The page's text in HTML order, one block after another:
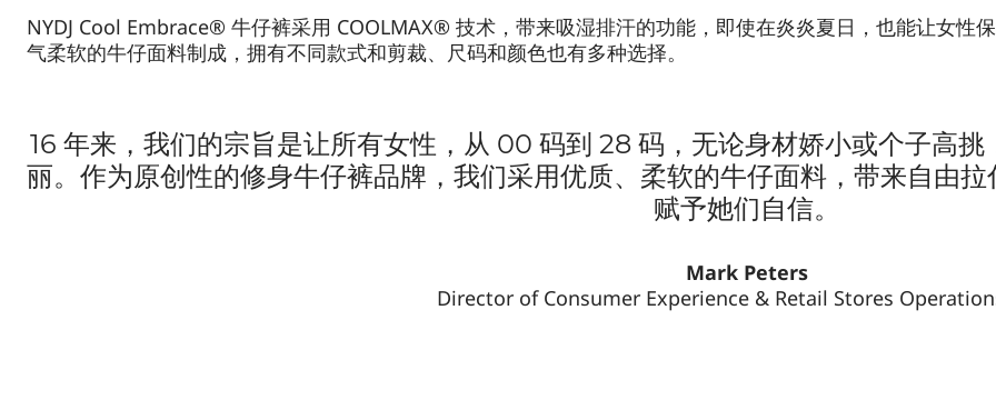
NYDJ Cool Embrace® 牛仔裤采用 COOLMAX® 技术，带来吸湿排汗的功能，即使在炎炎夏日，也能让女性
气柔软的牛仔面料制成，拥有不同款式和剪裁、尺码和颜色也有多种选择。
16 年来，我们的宗旨是让所有女性，从 00 码到 28 码，无论身材娇小或个子高
丽。作为原创性的修身牛仔裤品牌，我们采用优质、柔软的牛仔面料，带来自由
赋予她们自信。
Mark Peters
Director of Consumer Experience & Retail Stores